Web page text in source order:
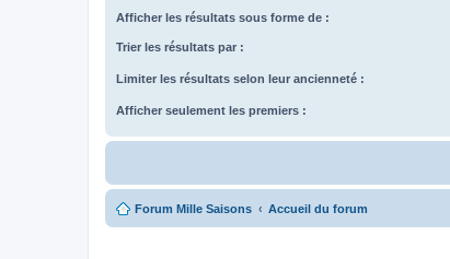
Afficher les résultats sous forme de :
Trier les résultats par :
Limiter les résultats selon leur ancienneté :
Afficher seulement les premiers :
Forum Mille Saisons Accueil du forum